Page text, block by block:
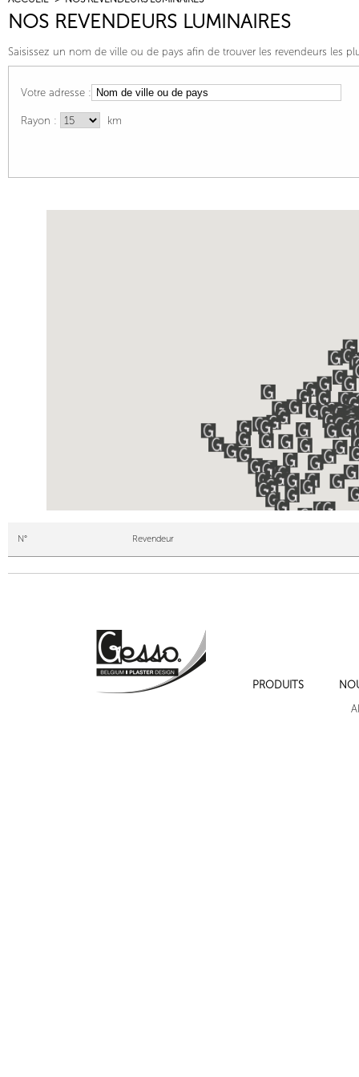
NOS REVENDEURS LUMINAIRES
Saisissez un nom de ville ou de pays afin de trouver les revendeurs les
Votre adresse :
Rayon : km
N° Revendeur
PRODUITS